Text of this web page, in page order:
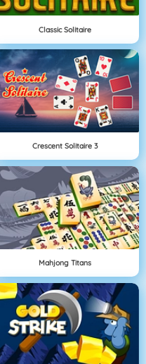
Classic Solitaire
Crescent Solitaire 3
Mahjong Titans